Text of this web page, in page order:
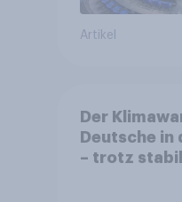
Artikel
Der
Deutsche in
– trotz